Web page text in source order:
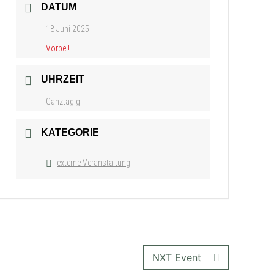
DATUM
18 Juni 2025
Vorbei!
UHRZEIT
Ganztägig
KATEGORIE
externe Veranstaltung
NXT Event